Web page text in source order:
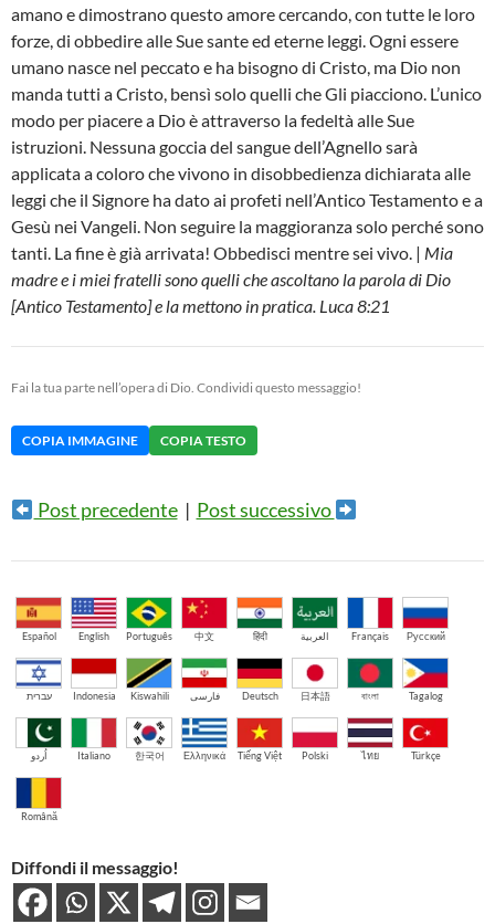
amano e dimostrano questo amore cercando, con tutte le loro
forze, di obbedire alle Sue sante ed eterne leggi. Ogni essere
umano nasce nel peccato e ha bisogno di Cristo, ma Dio non
manda tutti a Cristo, bensì solo quelli che Gli piacciono. L’unico
modo per piacere a Dio è attraverso la fedeltà alle Sue
istruzioni. Nessuna goccia del sangue dell’Agnello sarà
applicata a coloro che vivono in disobbedienza dichiarata alle
leggi che il Signore ha dato ai profeti nell’Antico Testamento e a
Gesù nei Vangeli. Non seguire la maggioranza solo perché sono
tanti. La fine è già arrivata! Obbedisci mentre sei vivo. | Mia
madre e i miei fratelli sono quelli che ascoltano la parola di Dio
[Antico Testamento] e la mettono in pratica. Luca 8:21
Fai la tua parte nell’opera di Dio. Condividi questo messaggio!
COPIA IMMAGINE COPIA TESTO
Post precedente| Post successivo
Español English Português 中文 हिंदी العربية Français Русский
עברית Indonesia Kiswahili فارسی Deutsch 日本語 বাংলা Tagalog
اُردو Italiano 한국어 Ελληνικά Tiếng Việt Polski ไทย Türkçe
Română
Diffondi il messaggio!